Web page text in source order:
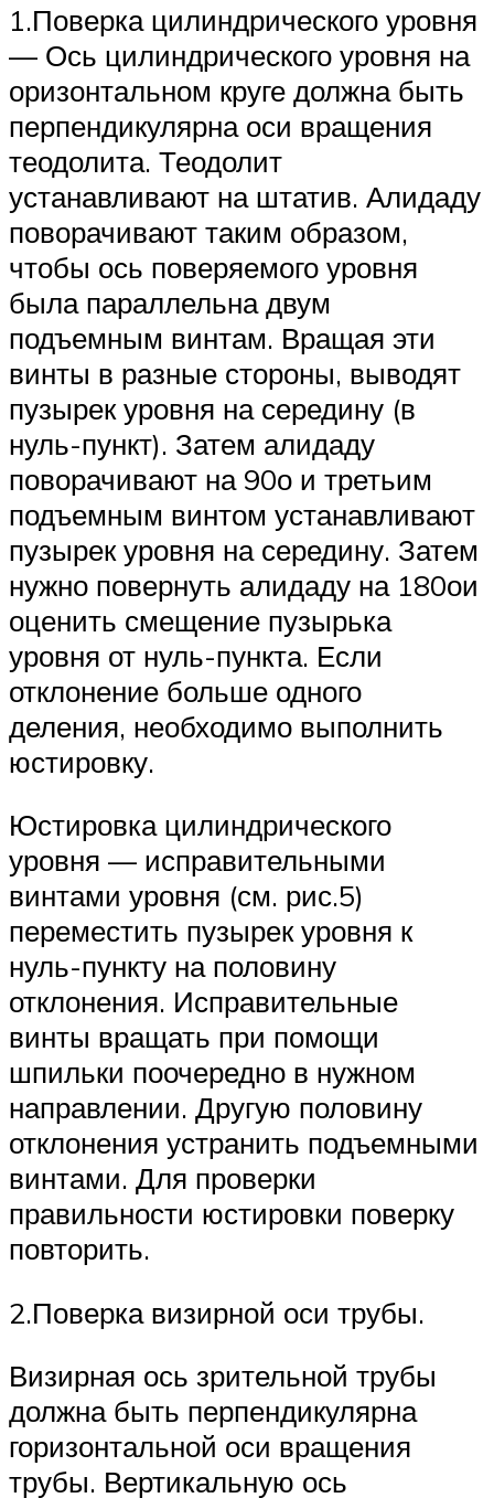
1.Поверка цилиндрического уровня
— Ось цилиндрического уровня на
оризонтальном круге должна быть
перпендикулярна оси вращения
теодолита. Теодолит
устанавливают на штатив. Алидаду
поворачивают таким образом,
чтобы ось поверяемого уровня
была параллельна двум
подъемным винтам. Вращая эти
винты в разные стороны, выводят
пузырек уровня на середину (в
нуль-пункт). Затем алидаду
поворачивают на 90о и третьим
подъемным винтом устанавливают
пузырек уровня на середину. Затем
нужно повернуть алидаду на 180ои
оценить смещение пузырька
уровня от нуль-пункта. Если
отклонение больше одного
деления, необходимо выполнить
юстировку.
Юстировка цилиндрического
уровня — исправительными
винтами уровня (см. рис.5)
переместить пузырек уровня к
нуль-пункту на половину
отклонения. Исправительные
винты вращать при помощи
шпильки поочередно в нужном
направлении. Другую половину
отклонения устранить подъемными
винтами. Для проверки
правильности юстировки поверку
повторить.
2.Поверка визирной оси трубы.
Визирная ось зрительной трубы
должна быть перпендикулярна
горизонтальной оси вращения
трубы. Вертикальную ось